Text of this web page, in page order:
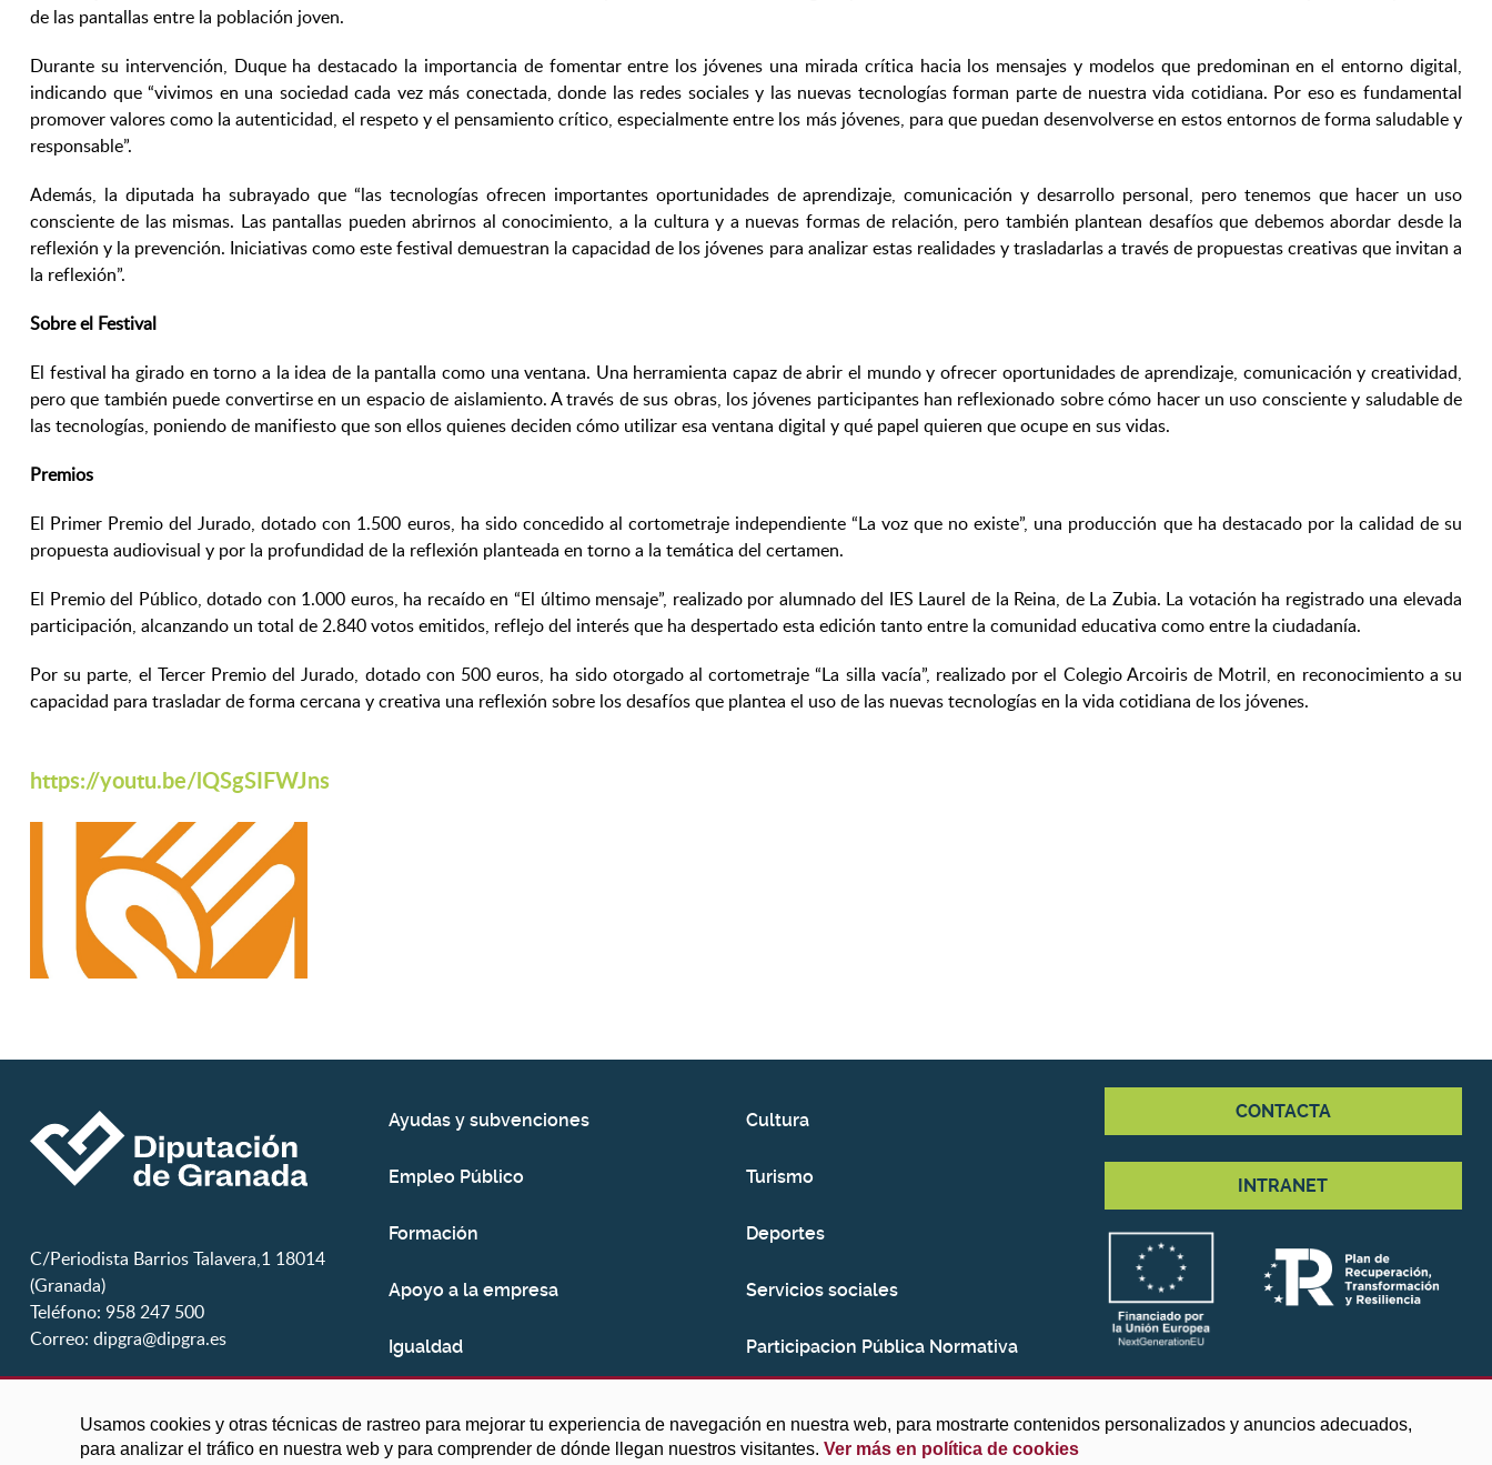
Usamos cookies y otras técnicas de rastreo para mejorar tu experiencia de navegación en nuestra web, para mostrarte contenidos personalizados y anuncios adecuados,
para analizar el tráfico en nuestra web y para comprender de dónde llegan nuestros visitantes. Ver más en política de cookies
de las pantallas entre la población joven.
Durante su intervención, Duque ha destacado la importancia de fomentar entre los jóvenes una mirada crítica hacia los mensajes y modelos que predominan en el entorno digital,
indicando que “vivimos en una sociedad cada vez más conectada, donde las redes sociales y las nuevas tecnologías forman parte de nuestra vida cotidiana. Por eso es fundamental
promover valores como la autenticidad, el respeto y el pensamiento crítico, especialmente entre los más jóvenes, para que puedan desenvolverse en estos entornos de forma saludable y
responsable”.
Además, la diputada ha subrayado que “las tecnologías ofrecen importantes oportunidades de aprendizaje, comunicación y desarrollo personal, pero tenemos que hacer un uso
consciente de las mismas. Las pantallas pueden abrirnos al conocimiento, a la cultura y a nuevas formas de relación, pero también plantean desafíos que debemos abordar desde la
reflexión y la prevención. Iniciativas como este festival demuestran la capacidad de los jóvenes para analizar estas realidades y trasladarlas a través de propuestas creativas que invitan a
la reflexión”.
Sobre el Festival
El festival ha girado en torno a la idea de la pantalla como una ventana. Una herramienta capaz de abrir el mundo y ofrecer oportunidades de aprendizaje, comunicación y creatividad,
pero que también puede convertirse en un espacio de aislamiento. A través de sus obras, los jóvenes participantes han reflexionado sobre cómo hacer un uso consciente y saludable de
las tecnologías, poniendo de manifiesto que son ellos quienes deciden cómo utilizar esa ventana digital y qué papel quieren que ocupe en sus vidas.
Premios
El Primer Premio del Jurado, dotado con 1.500 euros, ha sido concedido al cortometraje independiente “La voz que no existe”, una producción que ha destacado por la calidad de su
propuesta audiovisual y por la profundidad de la reflexión planteada en torno a la temática del certamen.
El Premio del Público, dotado con 1.000 euros, ha recaído en “El último mensaje”, realizado por alumnado del IES Laurel de la Reina, de La Zubia. La votación ha registrado una elevada
participación, alcanzando un total de 2.840 votos emitidos, reflejo del interés que ha despertado esta edición tanto entre la comunidad educativa como entre la ciudadanía.
Por su parte, el Tercer Premio del Jurado, dotado con 500 euros, ha sido otorgado al cortometraje “La silla vacía”, realizado por el Colegio Arcoiris de Motril, en reconocimiento a su
capacidad para trasladar de forma cercana y creativa una reflexión sobre los desafíos que plantea el uso de las nuevas tecnologías en la vida cotidiana de los jóvenes.
https://youtu.be/lQSgSIFWJns
C/Periodista Barrios Talavera,1 18014
(Granada)
Teléfono: 958 247 500
Correo: dipgra@dipgra.es
Ayudas y subvenciones
Empleo Público
Formación
Apoyo a la empresa
Igualdad
Cultura
Turismo
Deportes
Servicios sociales
Participacion Pública Normativa
CONTACTA
INTRANET